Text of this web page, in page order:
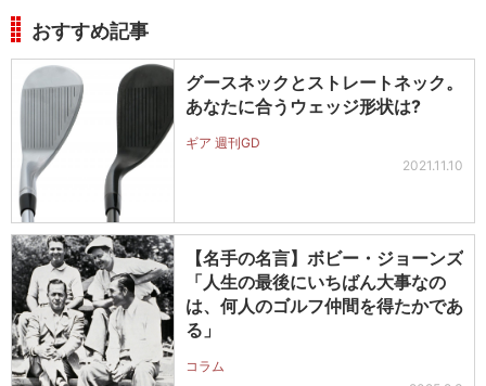
おすすめ記事
グースネックとストレートネック。
あなたに合うウェッジ形状は?
ギア 週刊GD
2021.11.10
【名手の名言】ボビー・ジョーンズ
「人生の最後にいちばん大事なの
は、何人のゴルフ仲間を得たかであ
る」
コラム